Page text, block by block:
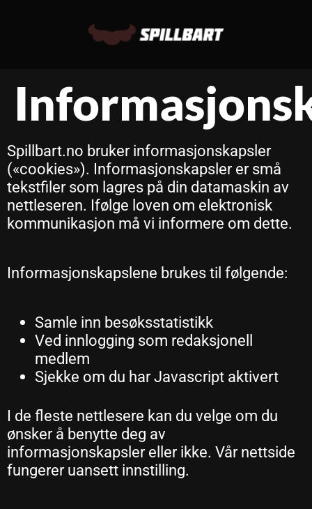
Spillbart.no bruker informasjonskapsler
(«cookies»). Informasjonskapsler er små
tekstfiler som lagres på din datamaskin av
nettleseren. Ifølge loven om elektronisk
kommunikasjon må vi informere om dette.
Informasjonskapslene brukes til følgende:
Samle inn besøksstatistikk
Ved innlogging som redaksjonell
medlem
Sjekke om du har Javascript aktivert
I de fleste nettlesere kan du velge om du
ønsker å benytte deg av
informasjonskapsler eller ikke. Vår nettside
fungerer uansett innstilling.